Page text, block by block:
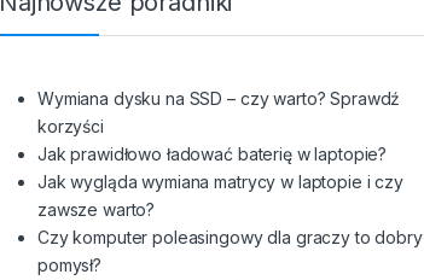
Wymiana dysku na SSD – czy warto? Sprawdź
korzyści
Jak prawidłowo ładować baterię w laptopie?
Jak wygląda wymiana matrycy w laptopie i czy
zawsze warto?
Czy komputer poleasingowy dla graczy to dobry
pomysł?